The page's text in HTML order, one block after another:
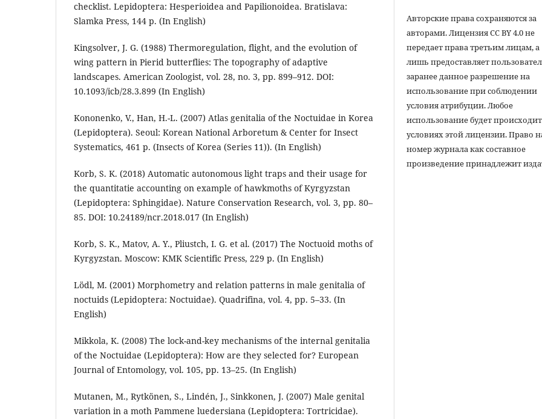
checklist. Lepidoptera: Hesperioidea and Papilionoidea. Bratislava:
Slamka Press, 144 p. (In English)
Kingsolver, J. G. (1988) Thermoregulation, flight, and the evolution of
wing pattern in Pierid butterflies: The topography of adaptive
landscapes. American Zoologist, vol. 28, no. 3, pp. 899–912. DOI:
10.1093/icb/28.3.899 (In English)
Kononenko, V., Han, H.-L. (2007) Atlas genitalia of the Noctuidae in Korea
(Lepidoptera). Seoul: Korean National Arboretum & Center for Insect
Systematics, 461 p. (Insects of Korea (Series 11)). (In English)
Korb, S. K. (2018) Automatic autonomous light traps and their usage for
the quantitatie accounting on example of hawkmoths of Kyrgyzstan
(Lepidoptera: Sphingidae). Nature Conservation Research, vol. 3, pp. 80–
85. DOI: 10.24189/ncr.2018.017 (In English)
Korb, S. K., Matov, A. Y., Pliustch, I. G. et al. (2017) The Noctuoid moths of
Kyrgyzstan. Moscow: KMK Scientific Press, 229 p. (In English)
Lödl, M. (2001) Morphometry and relation patterns in male genitalia of
noctuids (Lepidoptera: Noctuidae). Quadrifina, vol. 4, pp. 5–33. (In
English)
Mikkola, K. (2008) The lock-and-key mechanisms of the internal genitalia
of the Noctuidae (Lepidoptera): How are they selected for? European
Journal of Entomology, vol. 105, pp. 13–25. (In English)
Mutanen, M., Rytkönen, S., Lindén, J., Sinkkonen, J. (2007) Male genital
variation in a moth Pammene luedersiana (Lepidoptera: Tortricidae).
Авторские права сохраняются за
авторами. Лицензия CC BY 4.0 не
передает права третьим лицам, а
лишь предоставляет
заранее данное разрешение на
использование при соблюдении
условия атрибуции. Любое
использование будет
условиях этой лицензии. Право
номер журнала как составное
произведение принадлежит